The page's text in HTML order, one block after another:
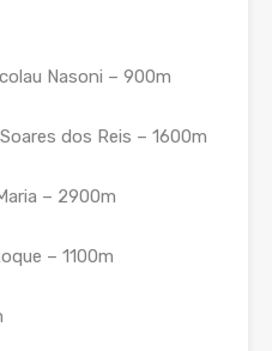
Nasoni – 900m
dos Reis – 1600m
– 2900m
– 1100m